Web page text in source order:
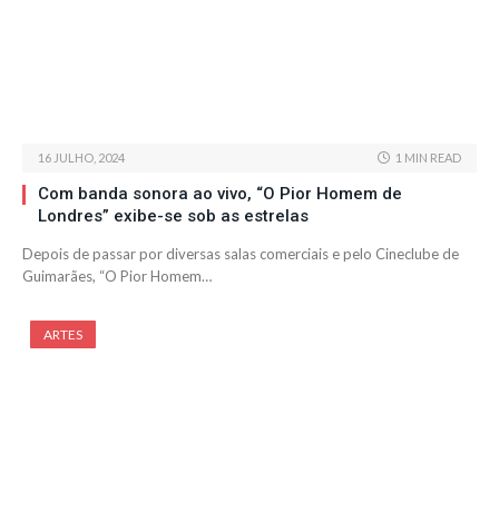
16 JULHO, 2024 1 MIN READ
Com banda sonora ao vivo, “O Pior Homem de
Londres” exibe-se sob as estrelas
Depois de passar por diversas salas comerciais e pelo Cineclube de
Guimarães, “O Pior Homem…
ARTES